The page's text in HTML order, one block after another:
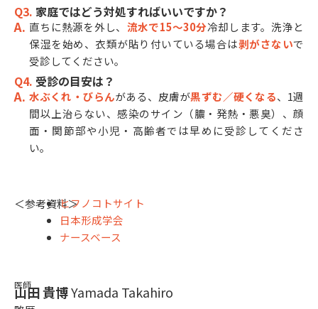
Q3. 家庭ではどう対処すればいいですか？
直ちに熱源を外し、 流水で15〜30分冷却します。洗浄と
保湿を始め、衣類が貼り付いている場合は剥がさないで
受診してください。
Q4. 受診の目安は？
水ぶくれ・びらんがある、皮膚が黒ずむ／硬くなる、1週
間以上治らない、感染のサイン（膿・発熱・悪臭）、顔
面・関節部や小児・高齢者では早めに受診してくださ
い。
＜参考資料＞ヒフノコトサイト
日本形成学会
ナースベース
医師
山田 貴博Yamada Takahiro